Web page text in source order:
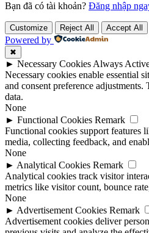
Bạn đã có tài khoản? Đăng nhập
Customize Reject All Accept All
Powered by
✖
► Necessary Cookies Always
Necessary cookies enable essential
and consent preference adjustments.
data.
None
► Functional Cookies Remark
Functional cookies support features
media, collecting feedback, and
None
► Analytical Cookies Remark
Analytical cookies track visitor
metrics like visitor count, bounce
None
► Advertisement Cookies Remark
Advertisement cookies deliver